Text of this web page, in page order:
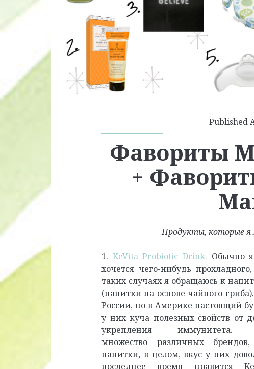
Published
Фавориты
+
Продукты, которые я
1. KeVita Probiotic Drink. Обычно
хочется чего-нибудь
таких случаях я обращаюсь к
(напитки на основе чайного
России, но в Америке настоящий
у них куча полезных свойств от
укрепления
множество различных
напитки, в целом, вкус у них
последнее время нравится